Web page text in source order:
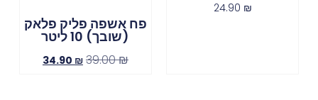
24.90 ₪
פח אשפה פליק פלאק
(שובך) 10 ליטר
39.00₪
34.90 ₪